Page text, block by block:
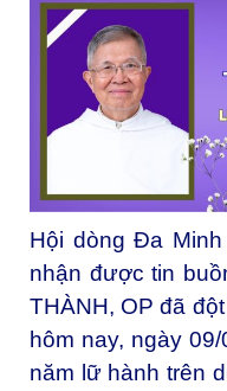
Hội dòng Đa
nhận được tin
THÀNH, OP đã
hôm nay, ngày
năm lữ hành trên